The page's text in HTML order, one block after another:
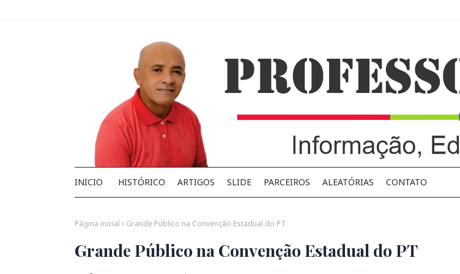
INICIO HISTÓRICO ARTIGOS SLIDE PARCEIROS ALEATÓRIAS CONTATO
Página inicial Grande Público na Convenção Estadual do PT
Grande Público na Convenção Estadual do PT